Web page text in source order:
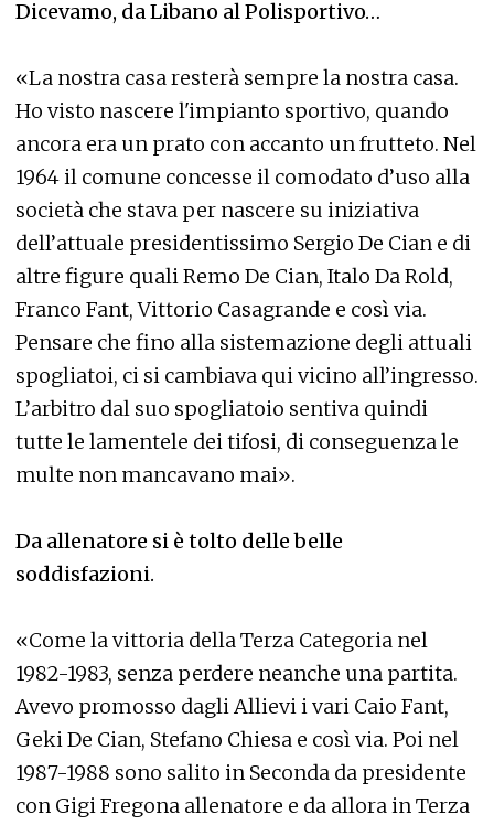
Dicevamo, da Libano al Polisportivo…
«La nostra casa resterà sempre la nostra casa.
Ho visto nascere l'impianto sportivo, quando
ancora era un prato con accanto un frutteto. Nel
1964 il comune concesse il comodato d’uso alla
società che stava per nascere su iniziativa
dell’attuale presidentissimo Sergio De Cian e di
altre figure quali Remo De Cian, Italo Da Rold,
Franco Fant, Vittorio Casagrande e così via.
Pensare che fino alla sistemazione degli attuali
spogliatoi, ci si cambiava qui vicino all’ingresso.
L’arbitro dal suo spogliatoio sentiva quindi
tutte le lamentele dei tifosi, di conseguenza le
multe non mancavano mai».
Da allenatore si è tolto delle belle
soddisfazioni.
«Come la vittoria della Terza Categoria nel
1982-1983, senza perdere neanche una partita.
Avevo promosso dagli Allievi i vari Caio Fant,
Geki De Cian, Stefano Chiesa e così via. Poi nel
1987-1988 sono salito in Seconda da presidente
con Gigi Fregona allenatore e da allora in Terza